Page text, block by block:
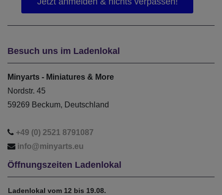
Besuch uns im Ladenlokal
Minyarts - Miniatures & More
Nordstr. 45
59269 Beckum, Deutschland
+49 (0) 2521 8791087
info@minyarts.eu
Öffnungszeiten Ladenlokal
Ladenlokal vom 12 bis 19.08.